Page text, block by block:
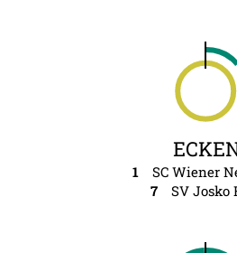
1
SC Wiener
7
SV Josko